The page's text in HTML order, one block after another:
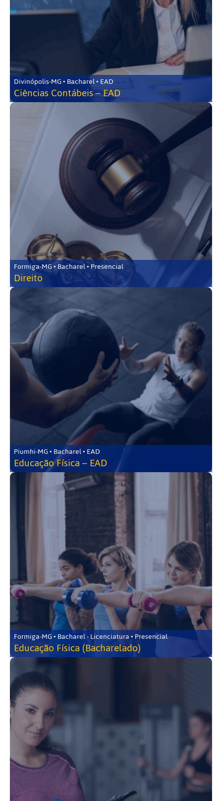
Divinópolis-MG • Bacharel • EAD
Ciências Contábeis – EAD
Formiga-MG • Bacharel • Presencial
Direito
Piumhi-MG • Bacharel • EAD
Educação Física – EAD
Formiga-MG • Bacharel - Licenciatura • Presencial
Educação Física (Bacharelado)